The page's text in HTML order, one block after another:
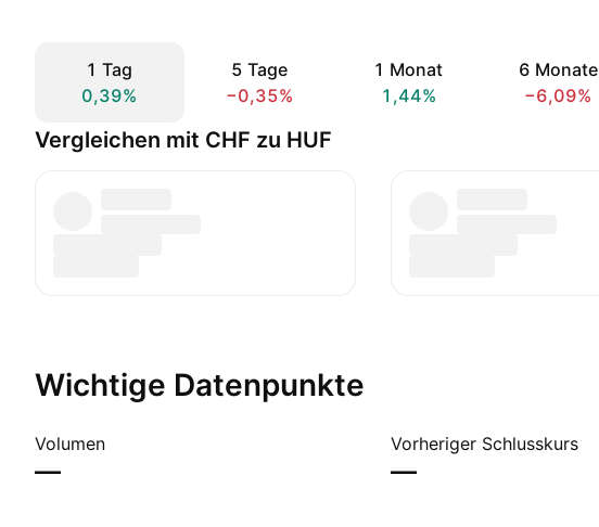
1 Tag
0,39%
5 Tage
−0,35%
1 Monat
1,44%
6 Monate
−6,09%
Vergleichen mit CHF zu HUF
Wichtige Datenpunkte
Volumen
—
Vorheriger Schlusskurs
—